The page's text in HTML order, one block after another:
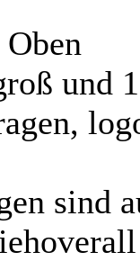
Oben
und
sind